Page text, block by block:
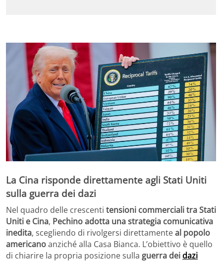
La Cina risponde direttamente agli Stati Uniti
sulla guerra dei dazi
Nel quadro delle crescenti tensioni commerciali tra Stati
Uniti e Cina, Pechino adotta una strategia comunicativa
inedita, scegliendo di rivolgersi direttamenteal popolo
americanoanziché alla Casa Bianca. L’obiettivo è quello
di chiarire la propria posizione sulla guerra dei dazi